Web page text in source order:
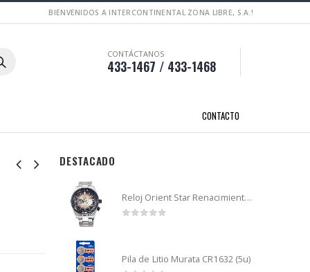
BIENVENIDOS A INTERCONTINENTAL ZONA LIBRE, S.A.!
CONTÁCTANOS
433-1467 / 433-1468
CONTACTO
DESTACADO
Reloj Orient Star Renacimiento mecánico - Retro Future Guitar - RA-AR0303G
Pila de Litio Murata CR1632 (5u)